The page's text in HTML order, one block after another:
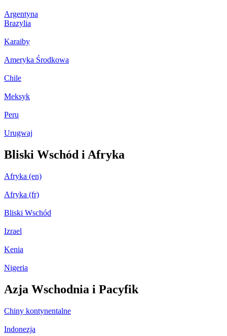
Argentyna
Brazylia
Karaiby
Ameryka Środkowa
Chile
Meksyk
Peru
Urugwaj
Bliski Wschód i Afryka
Afryka (en)
Afryka (fr)
Bliski Wschód
Izrael
Kenia
Nigeria
Azja Wschodnia i Pacyfik
Chiny kontynentalne
Indonezja